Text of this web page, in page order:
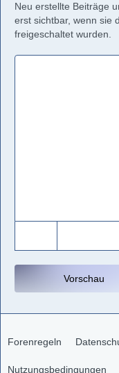
Neu erstellte Beiträge
erst sichtbar, wenn sie
freigeschaltet wurden.
Vorschau
Forenregeln
Nutzungsbedingungen